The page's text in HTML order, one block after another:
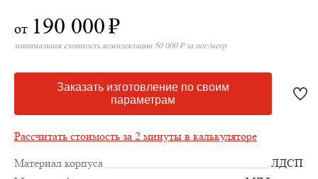
от 190 000₽
минимальная стоимость комплектации 50 000 ₽ за пог/метр
Заказать изготовление по своим
параметрам
Рассчитать стоимость за 2 минуты в калькуляторе
Материал корпуса
ЛДСП